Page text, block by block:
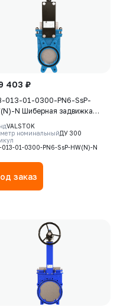
403 ₽
013-01-0300-PN6-SsP-
N Шиберная задвижка
серия VAB, DN0300, PN6,
невыдвижной шток,
GJS-400-15 (GGG40), нож
седловое уплотнение
VALSTOK
номинальныйДУ 300
013-01-0300-PN6-SsP-HW(N)-N
заказ